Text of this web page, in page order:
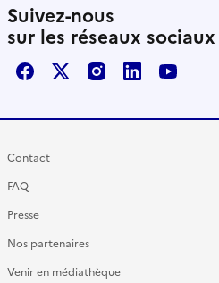
Suivez-nous
sur les réseaux sociaux
FacebookX / TwitterInstagram
LinkedInYoutube
Contact
FAQ
Presse
Nos partenaires
Venir en médiathèque